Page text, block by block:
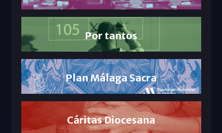
Por tantos
Plan Málaga Sacra
Cáritas Diocesana